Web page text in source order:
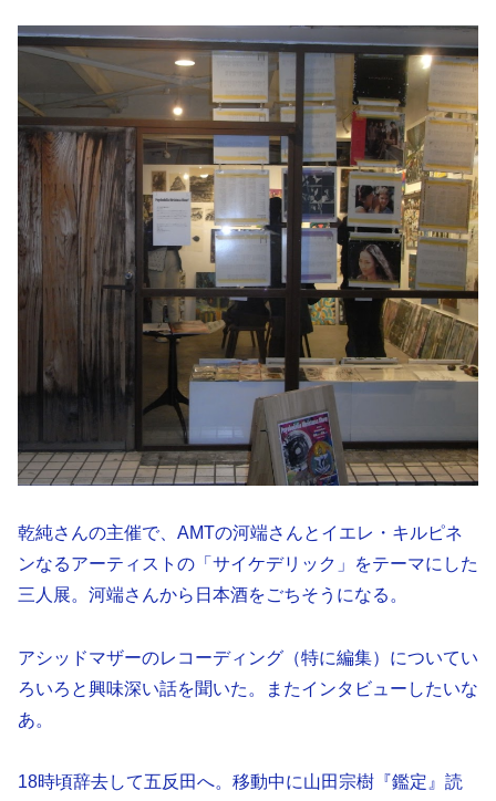
乾純さんの主催で、AMTの河端さんとイエレ・キルピネ
ンなるアーティストの「サイケデリック」をテーマにした
三人展。河端さんから日本酒をごちそうになる。
アシッドマザーのレコーディング（特に編集）についてい
ろいろと興味深い話を聞いた。またインタビューしたいな
あ。
18時頃辞去して五反田へ。移動中に山田宗樹『鑑定』読